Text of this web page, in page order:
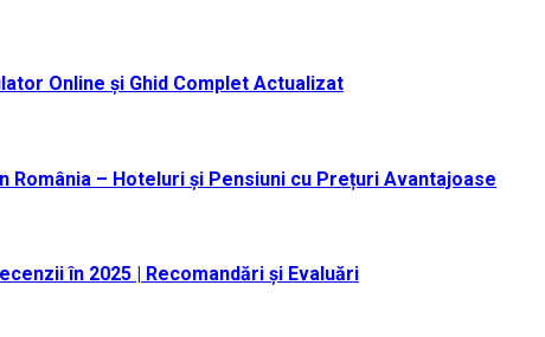
Online și Ghid Complet Actualizat
România – Hoteluri și Pensiuni cu Prețuri Avantajoase
în 2025 | Recomandări și Evaluări